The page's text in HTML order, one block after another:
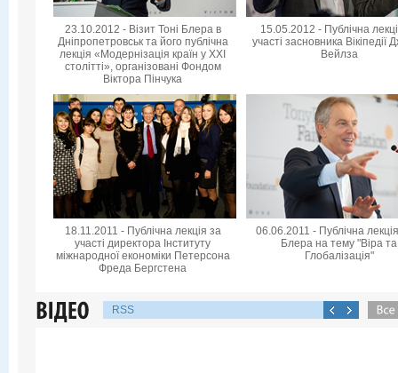
23.10.2012 - Візит Тоні Блера в
Дніпропетровськ та його публічна
лекція «Модернізація країн у XXI
столітті», організовані Фондом
Віктора Пінчука
15.05.2012 - Публічна
участі засновника Вікіпедії
Вейлза
18.11.2011 - Публічна лекція за
участі директора Інституту
міжнародної економіки Петерсона
Фреда Бергстена
06.06.2011 - Публічна
Блера на тему "Віра та
Глобалізація"
RSS